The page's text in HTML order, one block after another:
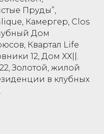
Пруды”,
Камергер, Clos
Дом
Квартал Life
12, Дом ХХ||.
Золотой, жилой
в клубных